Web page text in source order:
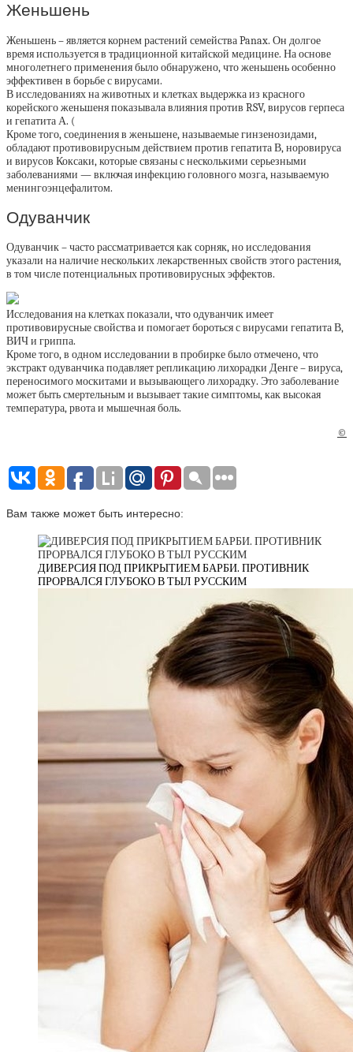
Женьшень
Женьшень – является корнем растений семейства Panax. Он долгое
время используется в традиционной китайской медицине. На основе
многолетнего применения было обнаружено, что женьшень особенно
эффективен в борьбе с вирусами.
В исследованиях на животных и клетках выдержка из красного
корейского женьшеня показывала влияния против RSV, вирусов герпеса
и гепатита А. (
Кроме того, соединения в женьшене, называемые гинзенозидами,
обладают противовирусным действием против гепатита В, норовируса
и вирусов Коксаки, которые связаны с несколькими серьезными
заболеваниями — включая инфекцию головного мозга, называемую
менингоэнцефалитом.
Одуванчик
Одуванчик – часто рассматривается как сорняк, но исследования
указали на наличие нескольких лекарственных свойств этого растения,
в том числе потенциальных противовирусных эффектов.
Исследования на клетках показали, что одуванчик имеет
противовирусные свойства и помогает бороться с вирусами гепатита В,
ВИЧ и гриппа.
Кроме того, в одном исследовании в пробирке было отмечено, что
экстракт одуванчика подавляет репликацию лихорадки Денге – вируса,
переносимого москитами и вызывающего лихорадку. Это заболевание
может быть смертельным и вызывает такие симптомы, как высокая
температура, рвота и мышечная боль.
©
Вам также может быть интересно:
ДИВЕРСИЯ ПОД ПРИКРЫТИЕМ БАРБИ. ПРОТИВНИК
ПРОРВАЛСЯ ГЛУБОКО В ТЫЛ РУССКИМ